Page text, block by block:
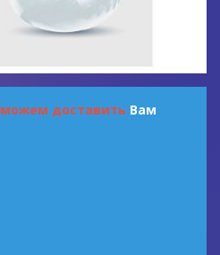
можем доставить Вам